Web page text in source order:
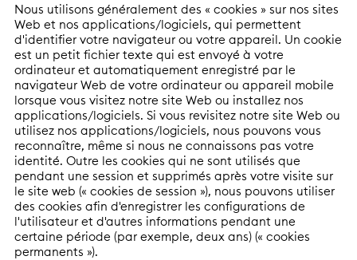
Nous utilisons généralement des « cookies » sur nos sites
Web et nos applications/logiciels, qui permettent
d'identifier votre navigateur ou votre appareil. Un cookie
est un petit fichier texte qui est envoyé à votre
ordinateur et automatiquement enregistré par le
navigateur Web de votre ordinateur ou appareil mobile
lorsque vous visitez notre site Web ou installez nos
applications/logiciels. Si vous revisitez notre site Web ou
utilisez nos applications/logiciels, nous pouvons vous
reconnaître, même si nous ne connaissons pas votre
identité. Outre les cookies qui ne sont utilisés que
pendant une session et supprimés après votre visite sur
le site web (« cookies de session »), nous pouvons utiliser
des cookies afin d'enregistrer les configurations de
l'utilisateur et d'autres informations pendant une
certaine période (par exemple, deux ans) (« cookies
permanents »).